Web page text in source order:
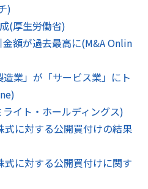
)
(厚生労働省)
金額が過去最高に(M&A Onlin
業」が「サービス業」にト
イト・ホールディングス)
式に対する公開買付けの結果
式に対する公開買付けに関す